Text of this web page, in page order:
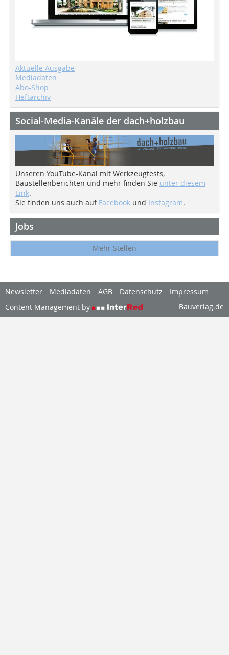
Aktuelle Ausgabe
Mediadaten
Abo-Shop
Heftarchiv
Social-Media-Kanäle der dach+holzbau
Unseren YouTube-Kanal mit Werkzeugtests,
Baustellenberichten und mehr finden Sie unter diesem
Link.
Sie finden uns auch auf Facebook und Instagram.
Jobs
Mehr Stellen
Newsletter Mediadaten AGB Datenschutz
Impressum
Content Management by
Bauverlag.de